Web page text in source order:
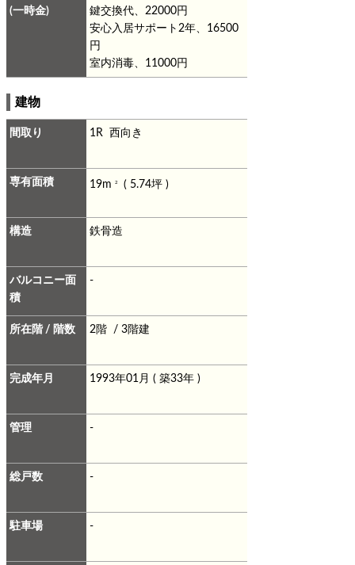
(一時金)
鍵交換代、22000円
安心入居サポート2年、16500
円
室内消毒、11000円
建物
間取り 1R 西向き
専有面積 19m2 ( 5.74坪 )
構造 鉄骨造
バルコニー面
積
-
所在階 / 階数 2階 / 3階建
完成年月 1993年01月 ( 築33年 )
管理 -
総戸数 -
駐車場 -